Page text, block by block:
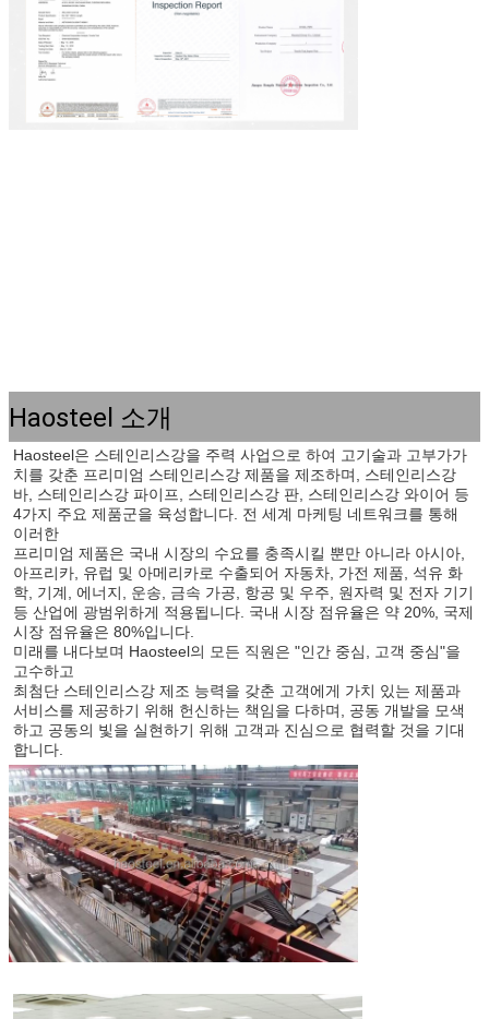
메시지를 남겨주
곧 다시 연락 드리
Haosteel 소개
Haosteel은 스테인리스강을 주력 사업으로 하여 고기술과 고부가가
치를 갖춘 프리미엄 스테인리스강 제품을 제조하며, 스테인리스강
바, 스테인리스강 파이프, 스테인리스강 판, 스테인리스강 와이어 등
4가지 주요 제품군을 육성합니다. 전 세계 마케팅 네트워크를 통해
이러한
프리미엄 제품은 국내 시장의 수요를 충족시킬 뿐만 아니라 아시아,
아프리카, 유럽 및 아메리카로 수출되어 자동차, 가전 제품, 석유 화
학, 기계, 에너지, 운송, 금속 가공, 항공 및 우주, 원자력 및 전자 기기
등 산업에 광범위하게 적용됩니다. 국내 시장 점유율은 약 20%, 국제
시장 점유율은 80%입니다.
미래를 내다보며 Haosteel의 모든 직원은 "인간 중심, 고객 중심"을
고수하고
최첨단 스테인리스강 제조 능력을 갖춘 고객에게 가치 있는 제품과
서비스를 제공하기 위해 헌신하는 책임을 다하며, 공동 개발을 모색
하고 공동의 빛을 실현하기 위해 고객과 진심으로 협력할 것을 기대
합니다.